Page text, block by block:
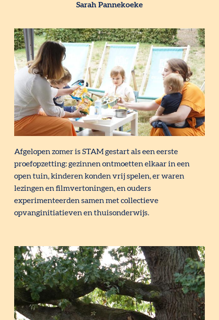
Sarah Pannekoeke
Afgelopen zomer is STAM gestart als een eerste
proefopzetting: gezinnen ontmoetten elkaar in een
open tuin, kinderen konden vrij spelen, er waren
lezingen en filmvertoningen, en ouders
experimenteerden samen met collectieve
opvanginitiatieven en thuisonderwijs.